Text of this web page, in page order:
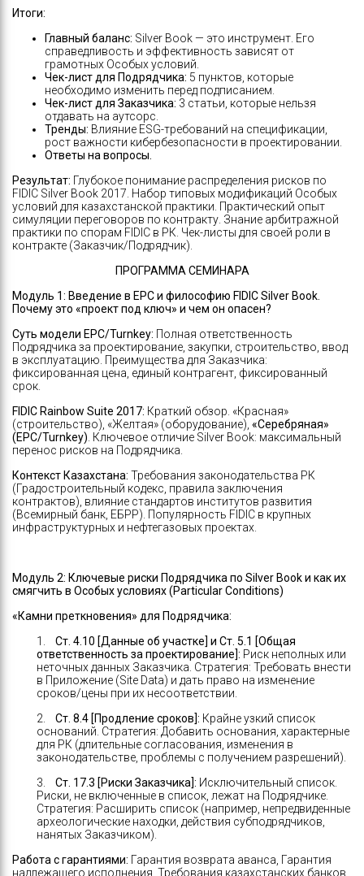
Итоги:
Главный баланс: Silver Book — это инструмент. Его
справедливость и эффективность зависят от
грамотных Особых условий.
Чек-лист для Подрядчика: 5 пунктов, которые
необходимо изменить перед подписанием.
Чек-лист для Заказчика: 3 статьи, которые нельзя
отдавать на аутсорс.
Тренды: Влияние ESG-требований на спецификации,
рост важности кибербезопасности в проектировании.
Ответы на вопросы.
Результат: Глубокое понимание распределения рисков по
FIDIC Silver Book 2017. Набор типовых модификаций Особых
условий для казахстанской практики. Практический опыт
симуляции переговоров по контракту. Знание арбитражной
практики по спорам FIDIC в РК. Чек-листы для своей роли в
контракте (Заказчик/Подрядчик).
ПРОГРАММА СЕМИНАРА
Модуль 1: Введение в EPC и философию FIDIC Silver Book.
Почему это «проект под ключ» и чем он опасен?
Суть модели EPC/Turnkey: Полная ответственность
Подрядчика за проектирование, закупки, строительство, ввод
в эксплуатацию. Преимущества для Заказчика:
фиксированная цена, единый контрагент, фиксированный
срок.
FIDIC Rainbow Suite 2017: Краткий обзор. «Красная»
(строительство), «Желтая» (оборудование), «Серебряная»
(EPC/Turnkey) . Ключевое отличие Silver Book: максимальный
перенос рисков на Подрядчика.
Контекст Казахстана: Требования законодательства РК
(Градостроительный кодекс, правила заключения
контрактов), влияние стандартов институтов развития
(Всемирный банк, ЕБРР). Популярность FIDIC в крупных
инфраструктурных и нефтегазовых проектах.
Модуль 2: Ключевые риски Подрядчика по Silver Book и как их
смягчить в Особых условиях (Particular Conditions)
«Камни преткновения» для Подрядчика:
1. Ст. 4.10 [Данные об участке] и Ст. 5.1 [Общая
ответственность за проектирование]: Риск неполных или
неточных данных Заказчика. Стратегия: Требовать внести
в Приложение (Site Data) и дать право на изменение
сроков/цены при их несоответствии.
2. Ст. 8.4 [Продление сроков]: Крайне узкий список
оснований. Стратегия: Добавить основания, характерные
для РК (длительные согласования, изменения в
законодательстве, проблемы с получением разрешений).
3. Ст. 17.3 [Риски Заказчика]: Исключительный список.
Риски, не включенные в список, лежат на Подрядчике.
Стратегия: Расширить список (например, непредвиденные
археологические находки, действия субподрядчиков,
нанятых Заказчиком).
Работа с гарантиями: Гарантия возврата аванса, Гарантия
надлежащего исполнения. Требования казахстанских банков